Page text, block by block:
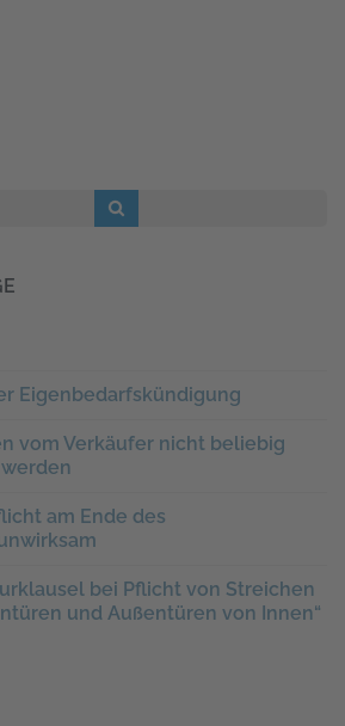
Eigenbedarfskündigung
vom Verkäufer nicht beliebig
am Ende des
bei Pflicht von Streichen
und Außentüren von Innen“